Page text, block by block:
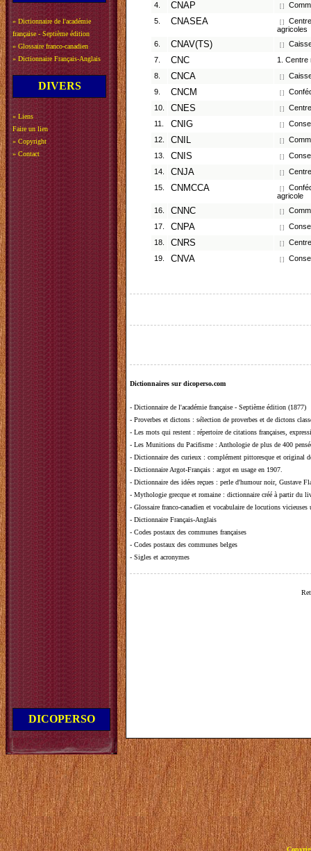
» Dictionnaire de l'académie
française - Septième édition
» Glossaire franco-canadien
» Dictionnaire Français-Anglais
DIVERS
» Liens
Faire un lien
» Copyright
» Contact
DICOPERSO
4.
CNAP [ ]
5.
CNASEA [ ]
agricoles
6.
CNAV(TS) [ ]
7.
CNC
1. Centre
8.
CNCA [ ]
9.
CNCM [ ]
10.
CNES [ ]
11.
CNIG [ ]
12.
CNIL [ ]
13.
CNIS [ ]
14.
CNJA [ ]
15.
CNMCCA [ ]
agricole
16.
CNNC [ ]
17.
CNPA [ ]
18.
CNRS [ ]
19.
CNVA [ ]
Dictionnaires sur dicoperso.com
- Dictionnaire de l'académie française - Septième édition (1877)
- Proverbes et dictons : sélection de proverbes et de dictons
- Les mots qui restent : répertoire de citations françaises,
- Les Munitions du Pacifisme : Anthologie de plus de 400
- Dictionnaire des curieux : complément pittoresque et original
- Dictionnaire Argot-Français : argot en usage en 1907.
- Dictionnaire des idées reçues : perle d'humour noir, Gustave
- Mythologie grecque et romaine : dictionnaire créé à partir du
- Glossaire franco-canadien et vocabulaire de locutions vicieuses
- Dictionnaire Français-Anglais
- Codes postaux des communes françaises
- Codes postaux des communes belges
- Sigles et acronymes